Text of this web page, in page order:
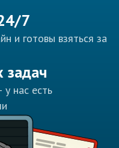
7
и готовы взяться за
задач
нас есть